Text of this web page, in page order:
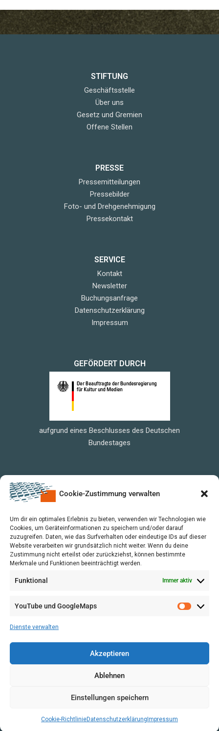
Cookie-Zustimmung verwalten
Um dir ein optimales Erlebnis zu bieten, verwenden wir Technologien wie
Cookies, um Geräteinformationen zu speichern und/oder darauf
zuzugreifen. Daten, wie das Surfverhalten oder eindeutige IDs auf dieser
Website verarbeiten wir grundsätzlich nicht weiter. Wenn du deine
Zustimmung nicht erteilst oder zurückziehst, können bestimmte
Merkmale und Funktionen beeinträchtigt werden.
Funktional Immer aktiv
YouTube und GoogleMaps
Dienste verwalten
Akzeptieren
Ablehnen
Einstellungen speichern
Cookie-RichtlinieDatenschutzerklärung Impressum
STIFTUNG
Geschäftsstelle
Über uns
Gesetz und Gremien
Offene Stellen
PRESSE
Pressemitteilungen
Pressebilder
Foto- und Drehgenehmigung
Pressekontakt
SERVICE
Kontakt
Newsletter
Buchungsanfrage
Datenschutzerklärung
Impressum
GEFÖRDERT DURCH
aufgrund eines Beschlusses des Deutschen
Bundestages